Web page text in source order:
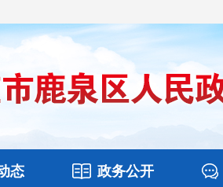
态 政务公开